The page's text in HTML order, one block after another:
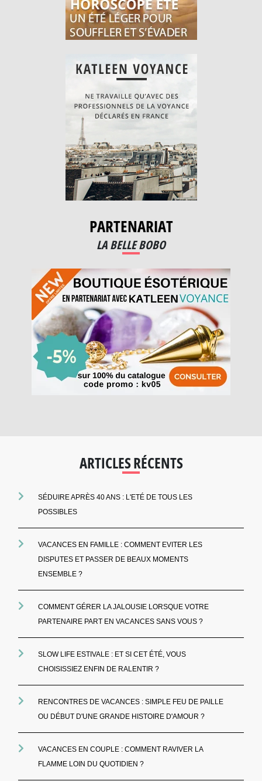
PARTENARIAT
LA BELLE BOBO
ARTICLES RÉCENTS
SÉDUIRE APRÈS 40 ANS : L'ETÉ DE TOUS LES
POSSIBLES
VACANCES EN FAMILLE : COMMENT EVITER LES
DISPUTES ET PASSER DE BEAUX MOMENTS
ENSEMBLE ?
COMMENT GÉRER LA JALOUSIE LORSQUE VOTRE
PARTENAIRE PART EN VACANCES SANS VOUS ?
SLOW LIFE ESTIVALE : ET SI CET ÉTÉ, VOUS
CHOISISSIEZ ENFIN DE RALENTIR ?
RENCONTRES DE VACANCES : SIMPLE FEU DE PAILLE
OU DÉBUT D'UNE GRANDE HISTOIRE D'AMOUR ?
VACANCES EN COUPLE : COMMENT RAVIVER LA
FLAMME LOIN DU QUOTIDIEN ?